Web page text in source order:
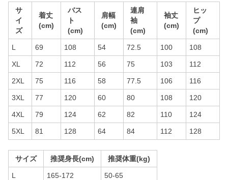
サ
イ
ズ
着丈
(cm)
バス
ト
(cm)
肩幅
(cm)
連肩
袖
(cm)
袖丈
(cm)
ヒッ
プ
(cm)
L 69 108 54 72.5 100 108
XL 72 112 56 75 103 112
2XL 75 116 58 77.5 106 116
3XL 77 120 60 80 108 120
4XL 79 124 62 82 110 124
5XL 81 128 64 84 112 128
サイズ 推奨身長(cm) 推奨体重(kg)
L 165-172 50-65